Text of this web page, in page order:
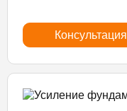
Консультация